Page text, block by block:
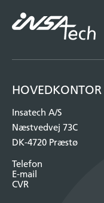
HOVEDKONTOR
Insatech A/S
Næstvedvej 73C
DK-4720 Præstø
Telefon
E-mail
CVR